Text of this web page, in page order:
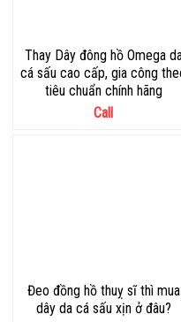
Thay Dây đông hồ Omega
cá sấu cao cấp, gia công
tiêu chuẩn chính hãng
Call
Đeo đồng hồ thuỵ sĩ thì mua
dây da cá sấu xịn ở đâu?